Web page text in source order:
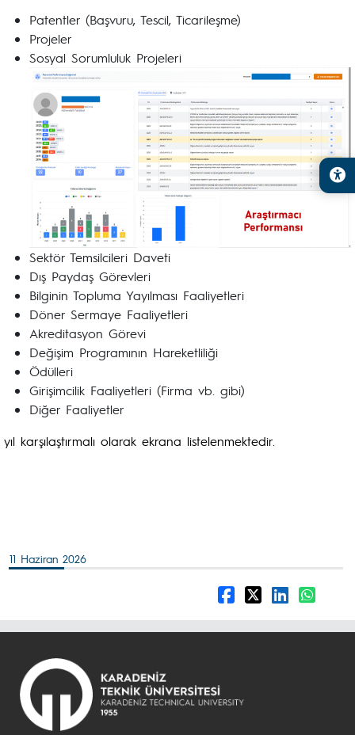
Patentler (Başvuru, Tescil, Ticarileşme)
Projeler
Sosyal Sorumluluk Projeleri
Sektör Temsilcileri Daveti
Dış Paydaş Görevleri
Bilginin Topluma Yayılması Faaliyetleri
Döner Sermaye Faaliyetleri
Akreditasyon Görevi
Değişim Programının Hareketliliği
Ödülleri
Girişimcilik Faaliyetleri (Firma vb. gibi)
Diğer Faaliyetler
yıl karşılaştırmalı olarak ekrana listelenmektedir.
11 Haziran 2026